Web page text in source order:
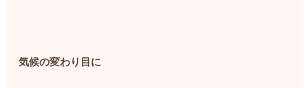
気候の変わり目に